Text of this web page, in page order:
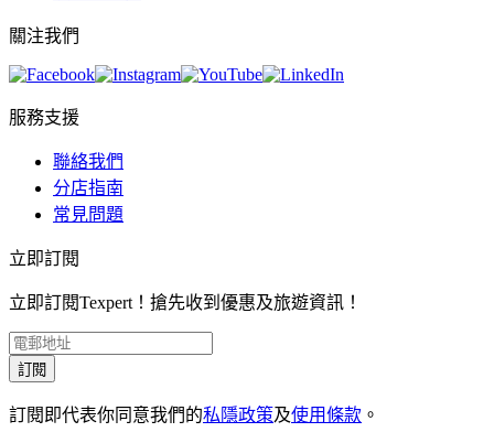
關注我們
服務支援
聯絡我們
分店指南
常見問題
立即訂閱
立即訂閱Texpert！搶先收到優惠及旅遊資訊！
訂閱
訂閱即代表你同意我們的私隱政策及使用條款 。